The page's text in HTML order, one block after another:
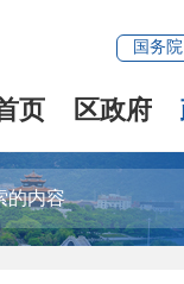
国务院
页 区政府